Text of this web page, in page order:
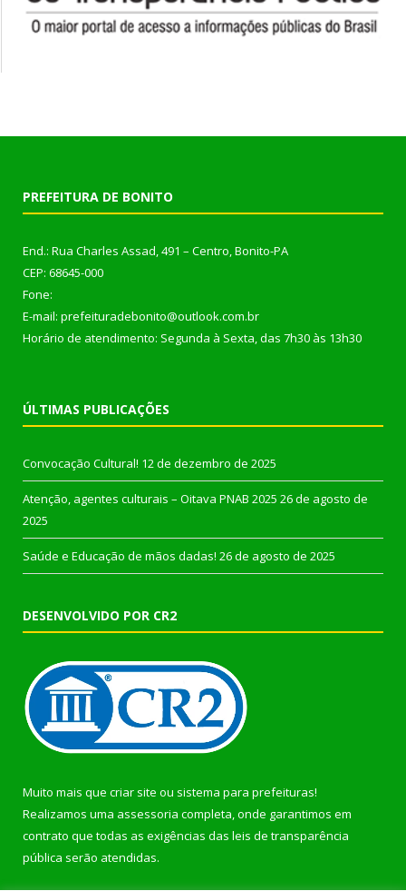
PREFEITURA DE BONITO
End.: Rua Charles Assad, 491 – Centro, Bonito-PA
CEP: 68645-000
Fone:
E-mail: prefeituradebonito@outlook.com.br
Horário de atendimento: Segunda à Sexta, das 7h30 às 13h30
ÚLTIMAS PUBLICAÇÕES
Convocação Cultural! 12 de dezembro de 2025
Atenção, agentes culturais – Oitava PNAB 2025 26 de agosto de
2025
Saúde e Educação de mãos dadas! 26 de agosto de 2025
DESENVOLVIDO POR CR2
Muito mais que criar site ou sistema para prefeituras!
Realizamos uma assessoria completa, onde garantimos em
contrato que todas as exigências das leis de transparência
pública serão atendidas.